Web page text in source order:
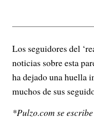
Los seguidores del
noticias sobre esta
ha dejado una huella
muchos de sus
*Pulzo.com se